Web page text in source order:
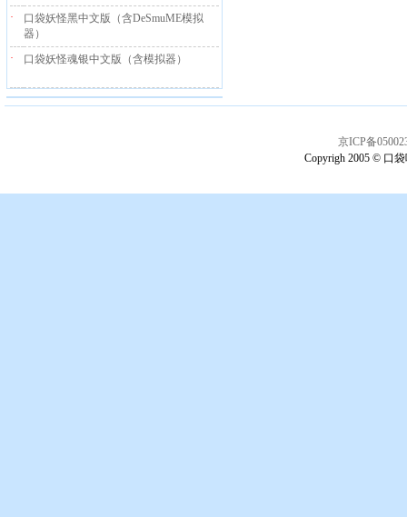
·
口袋妖怪黑中文版（含DeSmuME模拟
器）
·
口袋妖怪魂银中文版（含模拟器）
京ICP备
Copyrigh 2005 © 口